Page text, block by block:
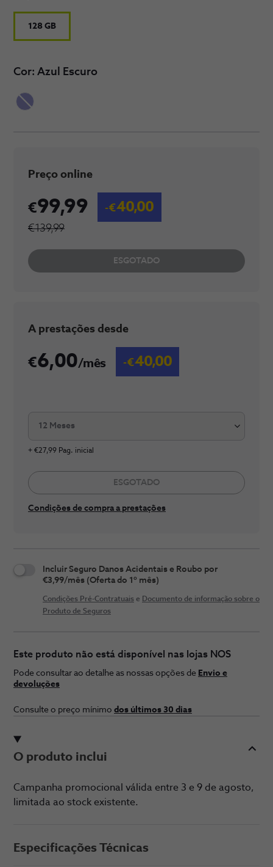
O produto inclui
Campanha promocional válida entre 3 e 9 de agosto,
limitada ao stock existente.
Especificações Técnicas
128 GB
Cor: Azul Escuro
Preço online
99,99
€139,99
40,00
ESGOTADO
​A prestaç​​​ões desde
6,00/mês 40,00
12 Meses
+ €27,99 Pag. inicial
ESGOTADO
Condições de compra a prestações
Incluir Seguro Danos Acidentais e Roubo por
€3,99/mês (Oferta do 1º mês)
Condições Pré-Contratuais e Documento de informação sobre o
Produto de Seguros
Este produto não está disponível nas lojas NOS
Pode consultar ao detalhe as nossas opções de Envio e
devoluções
Consulte o preço ​mínimo dos últimos 30 ​dias